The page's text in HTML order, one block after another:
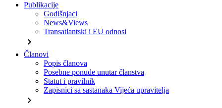
Publikacije
Godišnjaci
News&Views
Transatlantski i EU odnosi
chevron_right
Članovi
Popis članova
Posebne ponude unutar članstva
Statut i pravilnik
Zapisnici sa sastanaka Vijeća upravitelja
chevron_right